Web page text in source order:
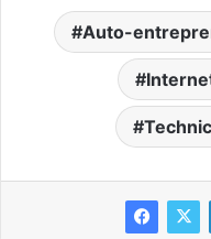
Auto-